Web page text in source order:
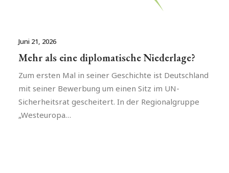
Juni 21, 2026
Mehr als eine diplomatische Niederlage?
Zum ersten Mal in seiner Geschichte ist Deutschland
mit seiner Bewerbung um einen Sitz im UN-
Sicherheitsrat gescheitert. In der Regionalgruppe
„Westeuropa…